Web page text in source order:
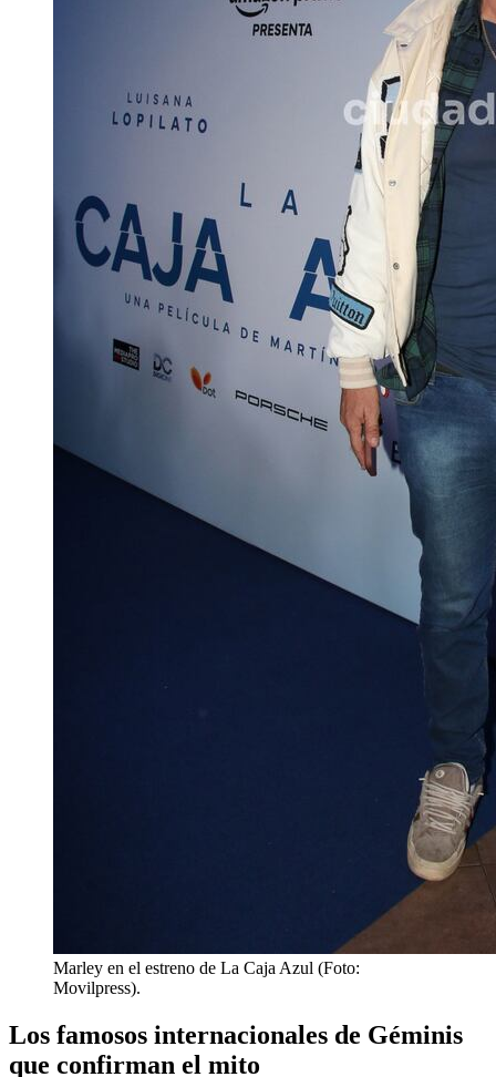
Marley en el estreno de La Caja Azul (Foto:
Movilpress).
Los famosos internacionales de Géminis
que confirman el mito